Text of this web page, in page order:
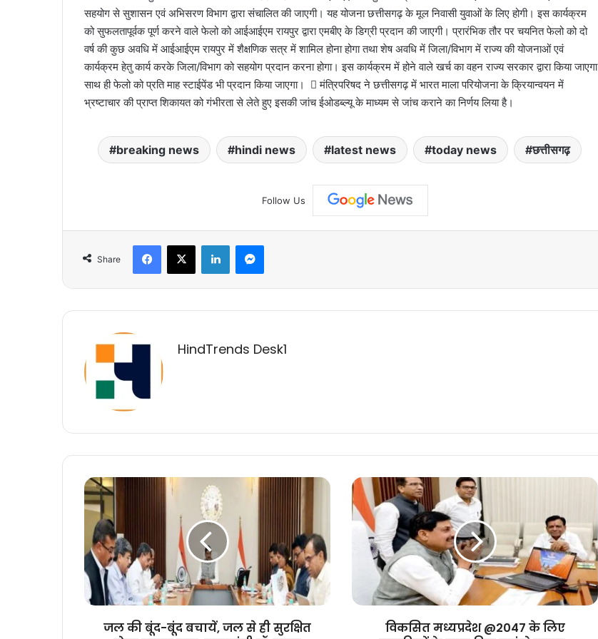
सहयोग से सुशासन एवं अभिसरण विभाग द्वारा संचालित की जाएगी। यह योजना छत्तीसगढ़ के मूल निवासी युवाओं के लिए होगी। इस कार्यक्रम
को सुफलतापूर्वक पूर्ण करने वाले फेलो को आईआईएम रायपुर द्वारा एमबीए के डिग्री प्रदान की जाएगी। प्रारंभिक तौर पर चयनित फेलो को दो
वर्ष की कुछ अवधि में आईआईएम रायपुर में शैक्षणिक सत्र में शामिल होना होगा तथा शेष अवधि में जिला/विभाग में राज्य की योजनाओं एवं
कार्यक्रम हेतु कार्य करके जिला/विभाग को सहयोग प्रदान करना होगा। इस कार्यक्रम में होने वाले खर्च का वहन राज्य सरकार द्वारा किया जाएगा
साथ ही फेलो को प्रति माह स्टाईपेंड भी प्रदान किया जाएगा।  मंत्रिपरिषद ने छत्तीसगढ़ में भारत माला परियोजना के क्रियान्वयन में
भ्रष्टाचार की प्राप्त शिकायत को गंभीरता से लेते हुए इसकी जांच ईओडब्ल्यू के माध्यम से जांच कराने का निर्णय लिया है।
breaking news hindi news latest news today news छत्तीसगढ़
Follow Us
Share
Facebook
X LinkedInMessenger
HindTrends Desk1
जल
की
बूंद-
बचायें,
जल
से
सुरक्षित
जल की बूंद-बूंद बचायें, जल से ही सुरक्षित
विकसित
मध्यप्रदेश
@2047
नागरिकों
किए
विकसित मध्यप्रदेश @2047 के लिए